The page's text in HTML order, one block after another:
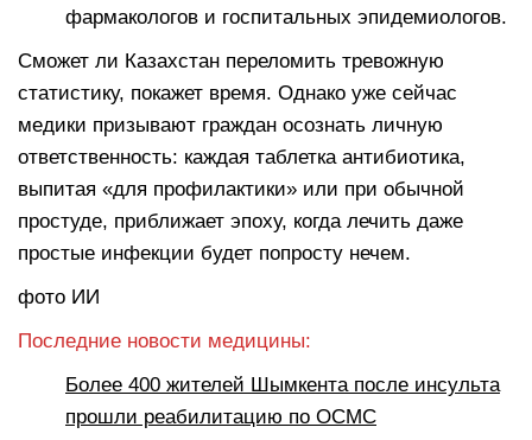
фармакологов и госпитальных эпидемиологов.
Сможет ли Казахстан переломить тревожную
статистику, покажет время. Однако уже сейчас
медики призывают граждан осознать личную
ответственность: каждая таблетка антибиотика,
выпитая «для профилактики» или при обычной
простуде, приближает эпоху, когда лечить даже
простые инфекции будет попросту нечем.
фото ИИ
Последние новости медицины:
Более 400 жителей Шымкента после инсульта
прошли реабилитацию по ОСМС